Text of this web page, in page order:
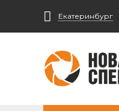
Екатеринбург